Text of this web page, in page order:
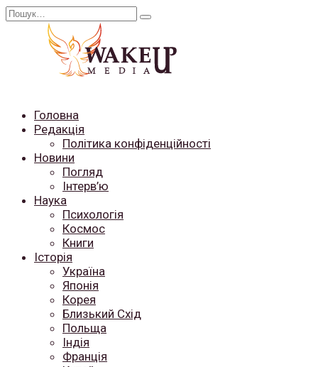
Перейти
Search
Головна
Редакція
Політика конфіденційності
Новини
Погляд
Інтерв’ю
Наука
Психологія
Космос
Книги
Історія
Україна
Японія
Корея
Близький Схід
Польща
Індія
Франція